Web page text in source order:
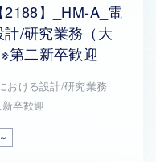
】_HM-A_電
/研究業務（大
第二新卒歓迎
おける設計/研究業務
卒歓迎